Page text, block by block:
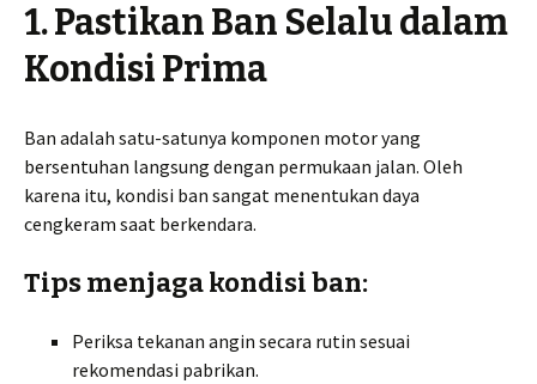
1. Pastikan Ban Selalu dalam
Kondisi Prima
Ban adalah satu-satunya komponen motor yang
bersentuhan langsung dengan permukaan jalan. Oleh
karena itu, kondisi ban sangat menentukan daya
cengkeram saat berkendara.
Tips menjaga kondisi ban:
Periksa tekanan angin secara rutin sesuai
rekomendasi pabrikan.